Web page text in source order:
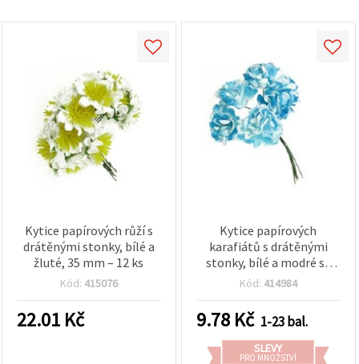
Kytice papírových růží s
drátěnými stonky, bílé a
žluté, 35 mm – 12 ks
Kód: 415076
22.01 Kč
Kytice papírových
karafiátů s drátěnými
stonky, bílé a modré se
třpytkami, 30×90 mm - 6
Kód: 414984
9.78 Kč 1-23 bal.
SLEVY
PRO MNOŽSTVÍ